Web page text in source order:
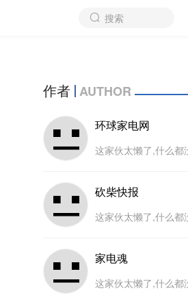
搜索
作者 AUTHOR
环球家电网
这家伙太懒了,什么都
砍柴快报
这家伙太懒了,什么都
家电魂
这家伙太懒了,什么都